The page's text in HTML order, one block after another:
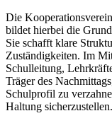
Die
bildet hierbei die
Sie schafft klare
Zuständigkeiten. Im
Schulleitung,
Träger des
Schulprofil zu
Haltung sicherzustellen.